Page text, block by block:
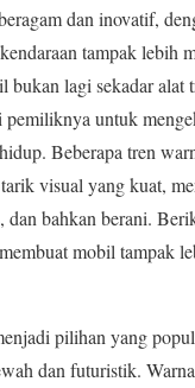
dan inovatif,
tampak lebih
lagi sekadar alat
pemiliknya untuk
Beberapa tren
visual yang kuat,
bahkan berani.
mobil tampak
pilihan yang
dan futuristik.